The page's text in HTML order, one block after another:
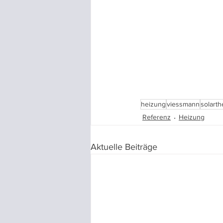
heizungviessmann
Referenz
Heizung
Aktuelle Beiträge